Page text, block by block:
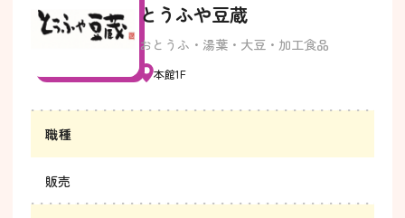
とうふや豆蔵
おとうふ・湯葉・大豆・加工食品
本館1F
職種
販売